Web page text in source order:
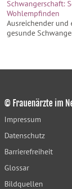
Schwangerschaft:
Wohlempfinden
Ausreichender
gesunde
© Frauenärzte im
Impressum
Datenschutz
Barrierefreiheit
Glossar
Bildquellen